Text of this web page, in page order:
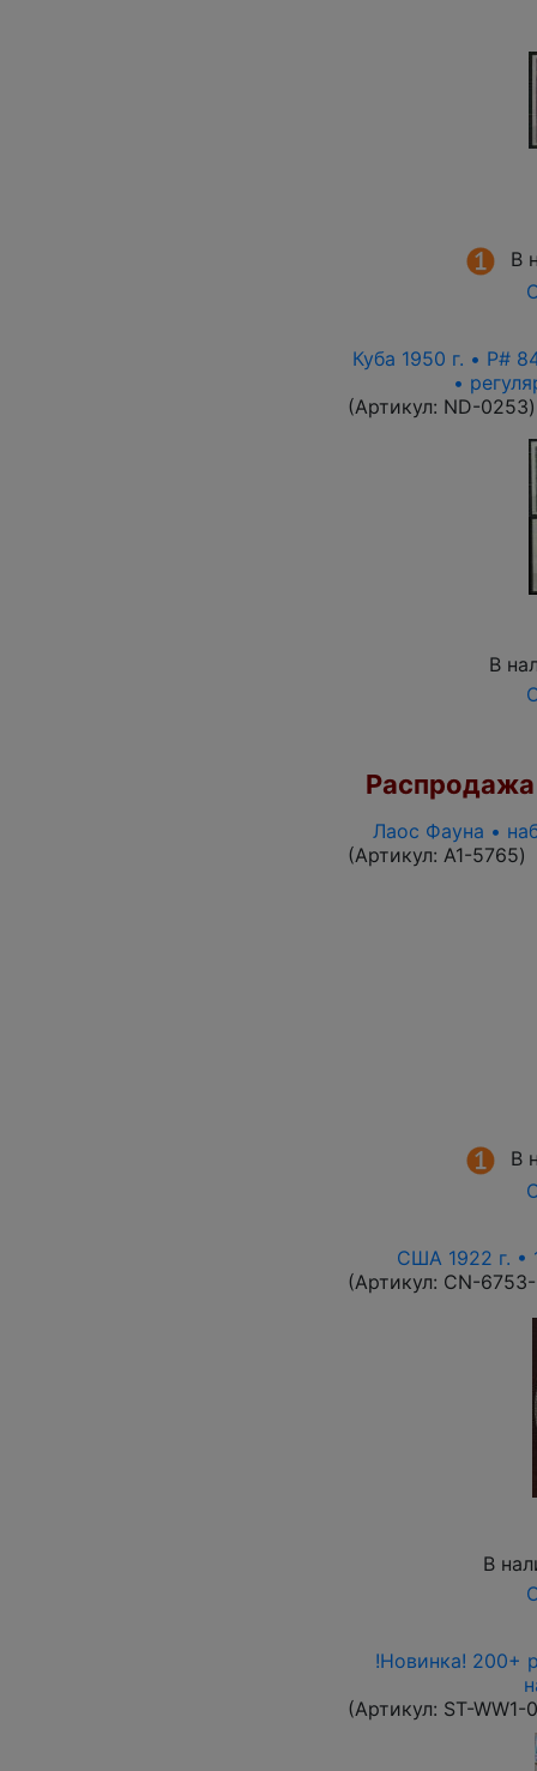
В
Куба 1950 г. • P#
•
(Артикул: ND-0253)
В
Распродажа
Лаос Фауна •
(Артикул: A1-5765)
В
США 1922 г. •
(Артикул: CN-
В
!Новинка! 200+
(Артикул: ST-